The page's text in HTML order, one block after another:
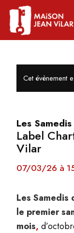
Cet évènement
Les
Label
Vilar
07/03/26 à
Les Samedis
le premier
mois,